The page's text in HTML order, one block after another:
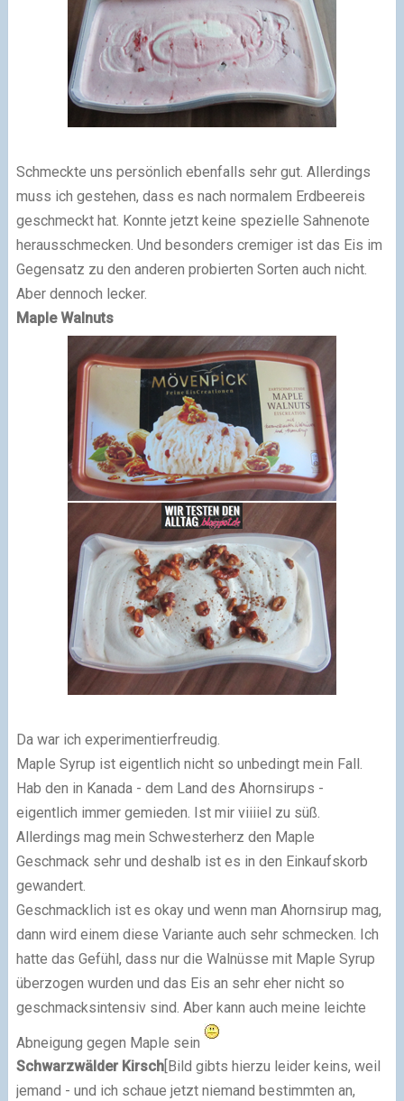
Schmeckte uns persönlich ebenfalls sehr gut. Allerdings
muss ich gestehen, dass es nach normalem Erdbeereis
geschmeckt hat. Konnte jetzt keine spezielle Sahnenote
herausschmecken. Und besonders cremiger ist das Eis im
Gegensatz zu den anderen probierten Sorten auch nicht.
Aber dennoch lecker.
Maple Walnuts
Da war ich experimentierfreudig.
Maple Syrup ist eigentlich nicht so unbedingt mein Fall.
Hab den in Kanada - dem Land des Ahornsirups -
eigentlich immer gemieden. Ist mir viiiiel zu süß.
Allerdings mag mein Schwesterherz den Maple
Geschmack sehr und deshalb ist es in den Einkaufskorb
gewandert.
Geschmacklich ist es okay und wenn man Ahornsirup mag,
dann wird einem diese Variante auch sehr schmecken. Ich
hatte das Gefühl, dass nur die Walnüsse mit Maple Syrup
überzogen wurden und das Eis an sehr eher nicht so
geschmacksintensiv sind. Aber kann auch meine leichte
Abneigung gegen Maple sein
Schwarzwälder Kirsch[Bild gibts hierzu leider keins, weil
jemand - und ich schaue jetzt niemand bestimmten an,